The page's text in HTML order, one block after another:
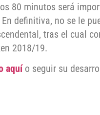
80 minutos será
definitiva, no se le
tras el cual
2018/19.
aquío seguir su